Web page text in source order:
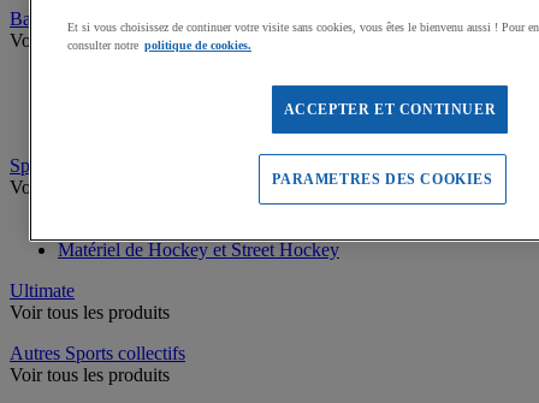
Baseball et Softball
Voir tous les produits
Sports de crosse
Voir tous les produits
Matériel de Hockey et Street Hockey
Ultimate
Voir tous les produits
Autres Sports collectifs
Voir tous les produits
Et si vous choisissez de continuer votre visite sans cookies, vous êtes le bienvenu aussi ! Pour
consulter notre politique de cookies.
ACCEPTER ET CONTINUER
PARAMETRES DES COOKIES